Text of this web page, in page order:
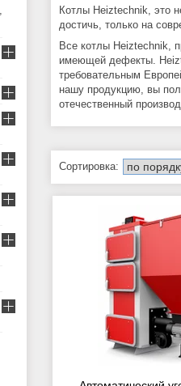
Котлы Heiztechnik, это
достичь, только на
Все котлы Heiztechnik,
имеющей дефекты.
требовательным
нашу продукцию, вы
отечественный